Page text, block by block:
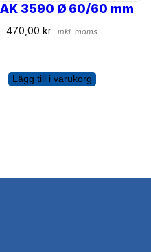
3590 Ø 60/60 mm
470,00kr inkl. moms
Lägg till i varukorg